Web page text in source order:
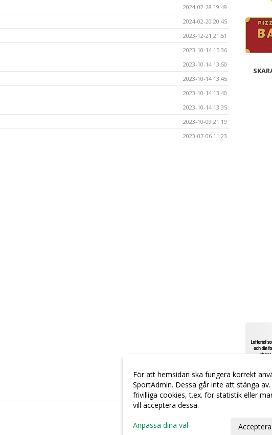
2024-02-28 19:49
2024-02-20 20:45
2023-12-21 21:51
2023-10-14 15:36
2023-10-14 13:50
2023-10-14 13:45
2023-10-14 13:40
2023-10-14 13:35
2023-10-09 21:19
2023-07-06 11:23
För att hemsidan ska fungera korrekt
SportAdmin. Dessa går inte att stänga
frivilliga cookies, t.ex. för statistik eller
vill acceptera dessa.
Anpassa dina val